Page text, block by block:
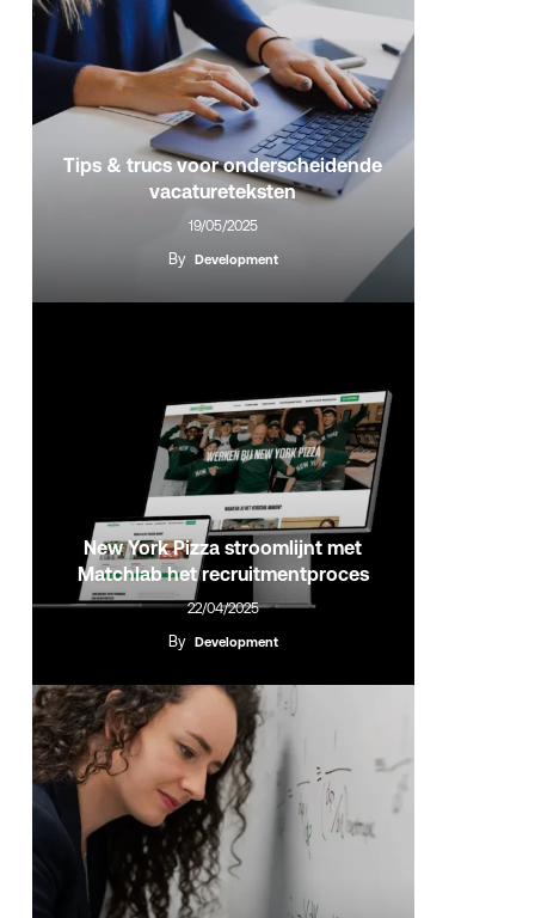
Tips & trucs voor onderscheidende
vacatureteksten
19/05/2025
By Development
New York Pizza stroomlijnt met
Matchlab het recruitmentproces
22/04/2025
By Development